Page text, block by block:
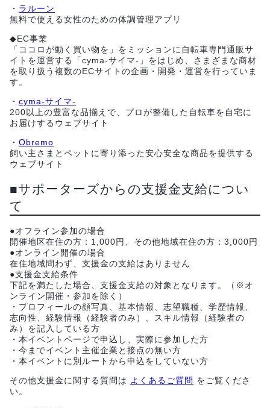
・ ラルーン
無料で使える女性のための体調管理アプリ
◆EC事業
「ココロが動く買い物を」をミッションに自転車専門通販サ
イトを運営する「cyma-サイマ-」をはじめ、さまざまな商材
を取り扱う複数のECサイトの企画・開発・運営を行っていま
す。
・ cyma-サイマ-
200以上の豊富な品揃えで、プロが整備した自転車を自宅に
お届けするウェブサイト
・ Obremo
飼い主さまとペットに寄り添った安心安全な商品を提供する
ウェブサイト
■サポーターズからの支援金支給につい
て
●オフライン参加の場合
開催地区在住の方：1,000円、その他地域在住の方：3,000円
●オンライン開催の場合
在住地域問わず、支援金の支給はありません
●支援金支給条件
下記を満たした場合、支援金支給の対象となります。（※オ
ンライン開催・参加を除く）
・プロフィールの顔写真、基本情報、志望職種、学歴情報、
志向性、経験情報（経験者のみ）、スキル情報（経験者の
み）を記入している方
・本イベントページで申込し、実際に参加した方
・今までイベント主催企業と接点の無い方
・本イベントに別ルートから申込をしていない方
その他支援金に関する質問は よくあるご質問 をご覧くださ
い。